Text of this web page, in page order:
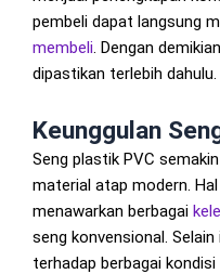
pembeli dapat langsung
membeli. Dengan
dipastikan terlebih dahulu.
Keunggulan
Seng plastik PVC
material atap modern.
menawarkan berbagai
seng konvensional.
terhadap berbagai